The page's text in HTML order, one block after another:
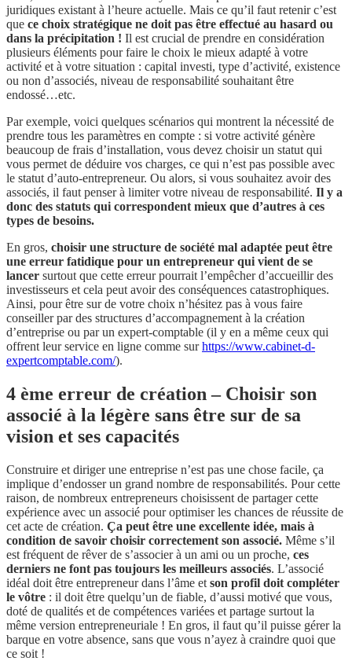
juridiques existant à l’heure actuelle. Mais ce qu’il faut retenir c’est
que ce choix stratégique ne doit pas être effectué au hasard ou
dans la précipitation ! Il est crucial de prendre en considération
plusieurs éléments pour faire le choix le mieux adapté à votre
activité et à votre situation : capital investi, type d’activité, existence
ou non d’associés, niveau de responsabilité souhaitant être
endossé…etc.
Par exemple, voici quelques scénarios qui montrent la nécessité de
prendre tous les paramètres en compte : si votre activité génère
beaucoup de frais d’installation, vous devez choisir un statut qui
vous permet de déduire vos charges, ce qui n’est pas possible avec
le statut d’auto-entrepreneur. Ou alors, si vous souhaitez avoir des
associés, il faut penser à limiter votre niveau de responsabilité. Il y a
donc des statuts qui correspondent mieux que d’autres à ces
types de besoins.
En gros, choisir une structure de société mal adaptée peut être
une erreur fatidique pour un entrepreneur qui vient de se
lancer surtout que cette erreur pourrait l’empêcher d’accueillir des
investisseurs et cela peut avoir des conséquences catastrophiques.
Ainsi, pour être sur de votre choix n’hésitez pas à vous faire
conseiller par des structures d’accompagnement à la création
d’entreprise ou par un expert-comptable (il y en a même ceux qui
offrent leur service en ligne comme surhttps://www.cabinet-d-
expertcomptable.com/).
4 ème erreur de création – Choisir son
associé à la légère sans être sur de sa
vision et ses capacités
Construire et diriger une entreprise n’est pas une chose facile, ça
implique d’endosser un grand nombre de responsabilités. Pour cette
raison, de nombreux entrepreneurs choisissent de partager cette
expérience avec un associé pour optimiser les chances de réussite de
cet acte de création. Ça peut être une excellente idée, mais à
condition de savoir choisir correctement son associé. Même s’il
est fréquent de rêver de s’associer à un ami ou un proche, ces
derniers ne font pas toujours les meilleurs associés. L’associé
idéal doit être entrepreneur dans l’âme et son profil doit compléter
le vôtre : il doit être quelqu’un de fiable, d’aussi motivé que vous,
doté de qualités et de compétences variées et partage surtout la
même version entrepreneuriale ! En gros, il faut qu’il puisse gérer la
barque en votre absence, sans que vous n’ayez à craindre quoi que
ce soit !